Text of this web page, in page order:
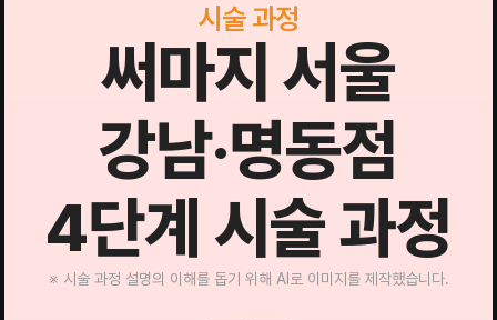
시술 과정
써마지 서울
강남·명동점
4단계 시술 과정
※ 시술 과정 설명의 이해를 돕기 위해 AI로 이미지를 제작했습니다.